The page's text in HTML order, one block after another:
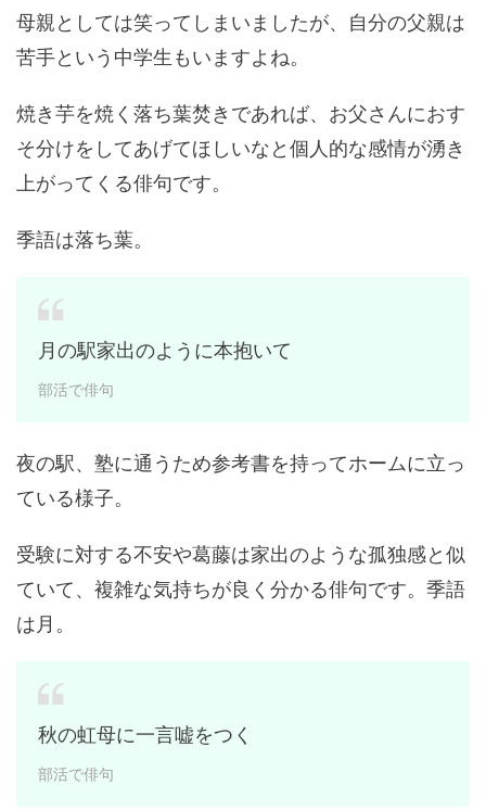
母親としては笑ってしまいましたが、自分の父親は
苦手という中学生もいますよね。
焼き芋を焼く落ち葉焚きであれば、お父さんにおす
そ分けをしてあげてほしいなと個人的な感情が湧き
上がってくる俳句です。
季語は落ち葉。
月の駅家出のように本抱いて
部活で俳句
夜の駅、塾に通うため参考書を持ってホームに立っ
ている様子。
受験に対する不安や葛藤は家出のような孤独感と似
ていて、複雑な気持ちが良く分かる俳句です。季語
は月。
秋の虹母に一言嘘をつく
部活で俳句